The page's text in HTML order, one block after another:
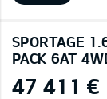
SPORTAGE
PACK 6AT
47 411 €